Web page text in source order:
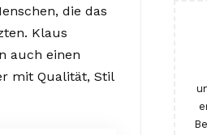
die das
Klaus
auch einen
mit Qualität, Stil